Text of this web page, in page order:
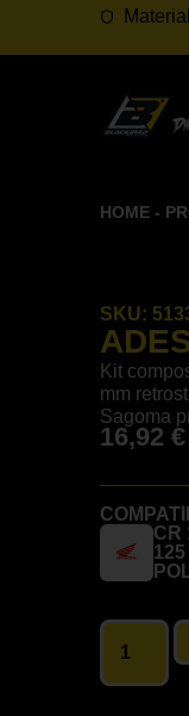
HOME -
SKU:
Kit
mm
Sagoma
16,92€
CR